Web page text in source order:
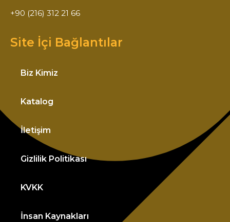
+90 (216) 312 21 66
Site İçi Bağlantılar
Biz Kimiz
Katalog
İletişim
Gizlilik Politikası
KVKK
İnsan Kaynakları